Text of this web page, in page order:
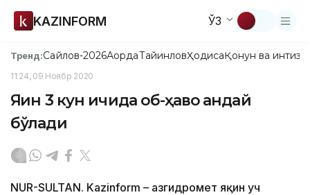
KAZINFORM ЎЗ
Тренд:Сайлов-2026АқордаТайинловҲодисаҚонун ва
11:24, 09 Ноябр 2020
Яқин 3 кун ичида об-ҳаво қандай
бўлади
NUR-SULTAN. Kazinform – Қазгидромет яқин уч